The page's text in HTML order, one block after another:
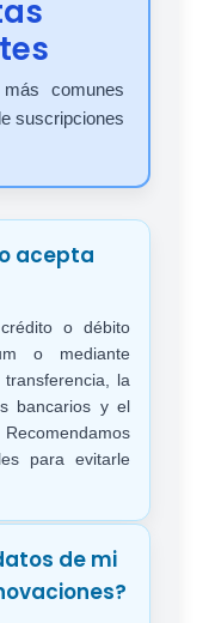
comunes
suscripciones
acepta
o débito
o mediante
la
bancarios y el
para evitarle
de mi